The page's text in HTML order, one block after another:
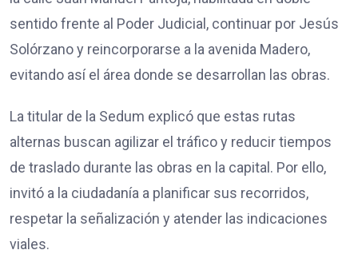
sentido frente al Poder Judicial, continuar por Jesús
Solórzano y reincorporarse a la avenida Madero,
evitando así el área donde se desarrollan las obras.
La titular de la Sedum explicó que estas rutas
alternas buscan agilizar el tráfico y reducir tiempos
de traslado durante las obras en la capital. Por ello,
invitó a la ciudadanía a planificar sus recorridos,
respetar la señalización y atender las indicaciones
viales.